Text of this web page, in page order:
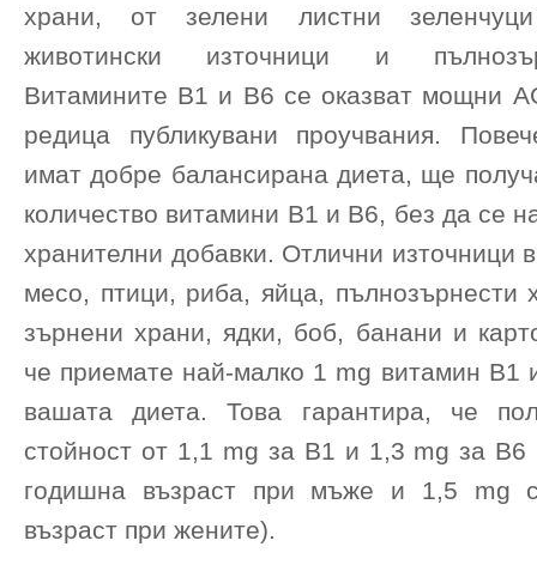
храни, от зелени листни
животински източници и
Витамините В1 и В6 се оказват мощни
редица публикувани проучвания.
имат добре балансирана диета, ще
количество витамини В1 и В6, без да се
хранителни добавки. Отлични източници
месо, птици, риба, яйца, пълнозърнести
зърнени храни, ядки, боб, банани и
че приемате най-малко 1 mg витамин В1
вашата диета. Това гарантира, че
стойност от 1,1 mg за B1 и 1,3 mg за
годишна възраст при мъже и 1,5 mg
възраст при жените).